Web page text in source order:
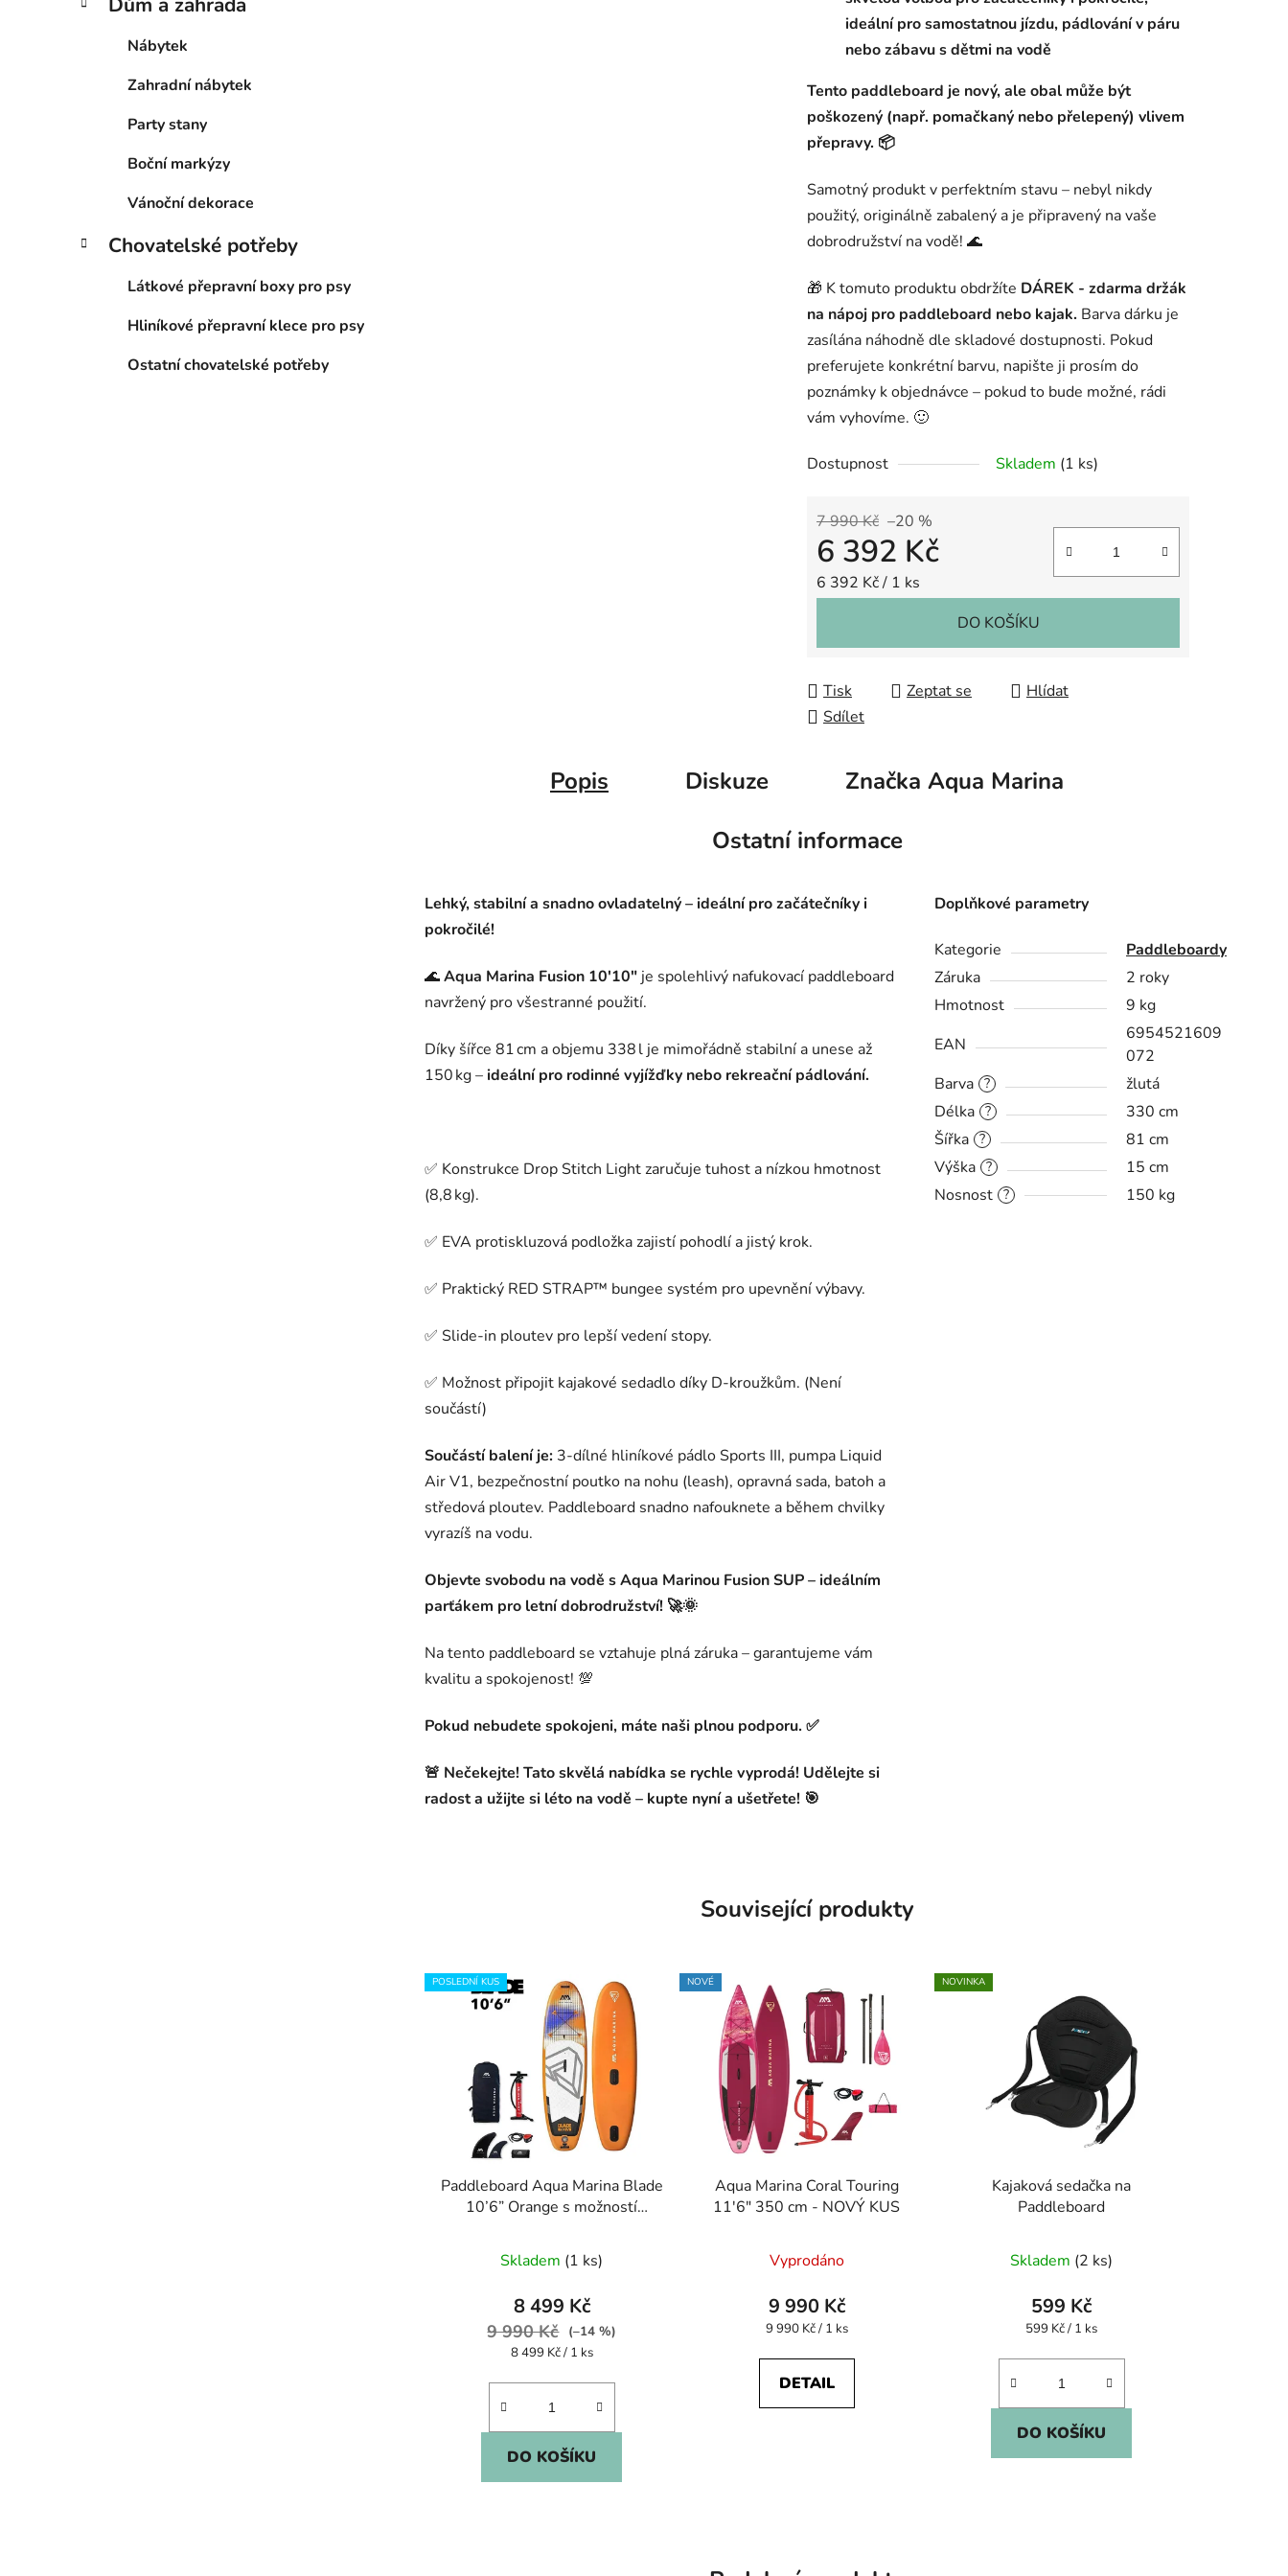
Nábytek
Zahradní nábytek
Party stany
Boční markýzy
Vánoční dekorace
Chovatelské potřeby
Látkové přepravní boxy pro psy
Hliníkové přepravní klece pro psy
Ostatní chovatelské potřeby
ideální pro samostatnou jízdu, pádlování v páru
nebo zábavu s dětmi na vodě
Tento paddleboard je nový, ale obal může být
poškozený (např. pomačkaný nebo přelepený) vlivem
přepravy. 📦
Samotný produkt v perfektním stavu – nebyl nikdy
použitý, originálně zabalený a je připravený na vaše
dobrodružství na vodě! 🌊
🎁 K tomuto produktu obdržíte DÁREK - zdarma držák
na nápoj pro paddleboard nebo kajak. Barva dárku je
zasílána náhodně dle skladové dostupnosti. Pokud
preferujete konkrétní barvu, napište ji prosím do
poznámky k objednávce – pokud to bude možné, rádi
vám vyhovíme. 🙂
Dostupnost Skladem (1 ks)
7 990 Kč –20 %
6 392 Kč
Měrná cena:
6 392 Kč / 1 ks
DO KOŠÍKU
Tisk Zeptat se
Hlídat
Sdílet
Popis Diskuze Značka Aqua Marina
Ostatní informace
Lehký, stabilní a snadno ovladatelný – ideální pro začátečníky i
pokročilé!
🌊Aqua Marina Fusion 10′10″ je spolehlivý nafukovací paddleboard
navržený pro všestranné použití.
Díky šířce 81 cm a objemu 338 l je mimořádně stabilní a unese až
150 kg –ideální pro rodinné vyjížďky nebo rekreační pádlování.
✅ Konstrukce Drop Stitch Light zaručuje tuhost a nízkou hmotnost
(8,8 kg).
✅ EVA protiskluzová podložka zajistí pohodlí a jistý krok.
✅ Praktický RED STRAP™ bungee systém pro upevnění výbavy.
✅ Slide‑in ploutev pro lepší vedení stopy.
✅ Možnost připojit kajakové sedadlo díky D‑kroužkům. (Není
součástí)
Součástí balení je: 3‑dílné hliníkové pádlo Sports III, pumpa Liquid
Air V1, bezpečnostní poutko na nohu (leash), opravná sada, batoh a
středová ploutev. Paddleboard snadno nafouknete a během chvilky
vyrazíš na vodu.
Objevte svobodu na vodě s Aqua Marinou Fusion SUP– ideálním
parťákem pro letní dobrodružství! 🚀🌞
Na tento paddleboard se vztahuje plná záruka– garantujeme vám
kvalitu a spokojenost! 💯
Pokud nebudete spokojeni, máte naši plnou podporu. ✅
🚨 Nečekejte! Tato skvělá nabídka se rychle vyprodá! Udělejte si
radost a užijte si léto na vodě – kupte nynía ušetřete! 🎯
Doplňkové parametry
Kategorie
Paddleboardy
Záruka
2 roky
Hmotnost
9 kg
EAN
6954521609
072
?
Barva žlutá
?
Délka 330 cm
?
Šířka 81 cm
?
Výška 15 cm
?
Nosnost 150 kg
Související produkty
POSLEDNÍ KUS
Paddleboard Aqua Marina Blade
10’6” Orange s možností
plachty - NOVÝ KUS
Skladem (1 ks)
8 499 Kč
9 990 Kč (–14 %)
Měrná
8 499 Kč / 1 ks
DO KOŠÍKU
NOVÉ
Aqua Marina Coral Touring
11'6" 350 cm - NOVÝ KUS
Vyprodáno
9 990 Kč
Měrná
9 990 Kč / 1 ks
DETAIL
NOVINKA
Kajaková sedačka na
Paddleboard
Skladem (2 ks)
599 Kč
Měrná
599 Kč / 1 ks
DO KOŠÍKU